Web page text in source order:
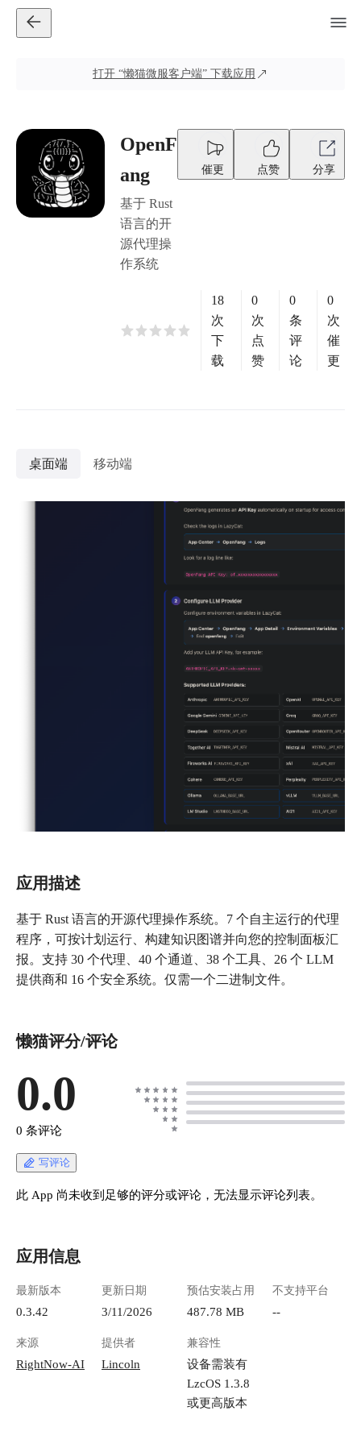
打开 “懒猫微服客户端” 下载应用
OpenF
ang
基于 Rust
语言的开
源代理操
作系统
催更 点赞 分享
18
次
下
载
0
次
点
赞
0
条
评
论
0
次
催
更
桌面端 移动端
应用描述
基于 Rust 语言的开源代理操作系统。7 个自主运行的代理
程序，可按计划运行、构建知识图谱并向您的控制面板汇
报。支持 30 个代理、40 个通道、38 个工具、26 个 LLM
提供商和 16 个安全系统。仅需一个二进制文件。
懒猫评分/评论
0.0
0 条评论
写评论
此 App 尚未收到足够的评分或评论，无法显示评论列表。
应用信息
最新版本
0.3.42
更新日期
3/11/2026
预估安装占用
487.78 MB
不支持平台
--
来源
RightNow-AI
提供者
Lincoln
兼容性
设备需装有
LzcOS 1.3.8
或更高版本